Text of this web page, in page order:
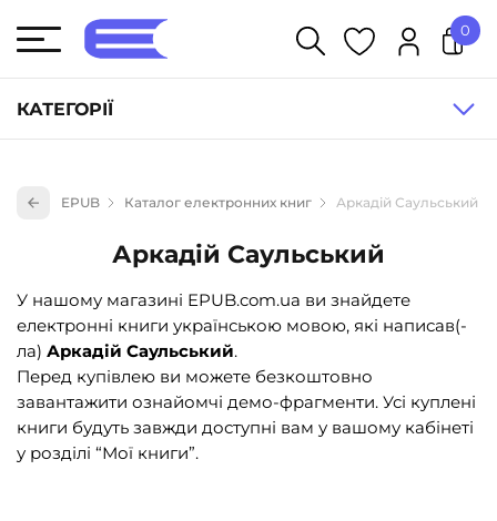
КАТЕГОРІЇ
Книги для дітей (836)
Книги для підлітків (240)
Науково-популярна література (1015)
Навчальна література та посібники (527)
Енциклопедії, довідники, словники (55)
Подарункові сертифікати (1)
0
EPUB Каталог електронних книг Аркадій Саульський
Аркадій Саульський
У нашому магазині EPUB.com.ua ви знайдете
електронні книги українською мовою, які написав(-
ла) Аркадій Саульський.
Перед купівлею ви можете безкоштовно
завантажити ознайомчі демо-фрагменти. Усі куплені
книги будуть завжди доступні вам у вашому кабінеті
у розділі “Мої книги”.